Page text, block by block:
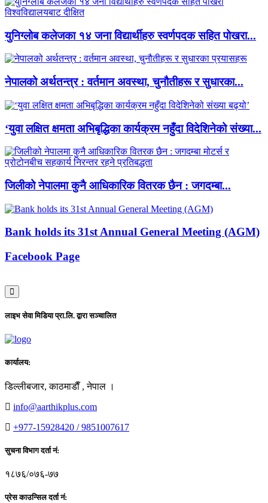
युनिग्लोब कलेजका १४ जना विद्यार्थीहरु स्वर्णपदक सहित पोखरा...
नेपालको अर्थतन्त्र : वर्तमान अवस्था, चुनौतीहरू र सुधारका...
‘युवा लक्षित क्षमता अभिबृद्धिका कार्यक्रम नहुँदा विदेशिनेको संख्या...
जिलीको नेपालमा कुनै आधिकारिक वितरक छैन : जगदम्बा...
Bank holds its 31st Annual General Meeting (AGM)
Facebook Page
लाइभ सेवा मिडिया प्रा.लि. द्वारा सञ्चालित
कार्यालय:
डिल्लीबजार, काठमाडाैँ , नेपाल ।
info@aarthikplus.com
+977-15928420 / 9851007617
सुचना विभाग दर्ता नं:
१८७६/०७६-७७
प्रेस काउन्सिल दर्ता नं: